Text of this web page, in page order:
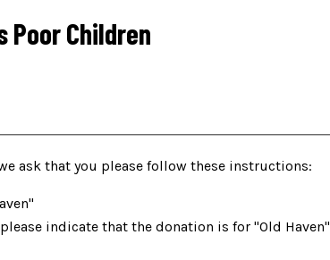
Poor Children
ask that you please follow these instructions:
indicate that the donation is for "Old Haven"